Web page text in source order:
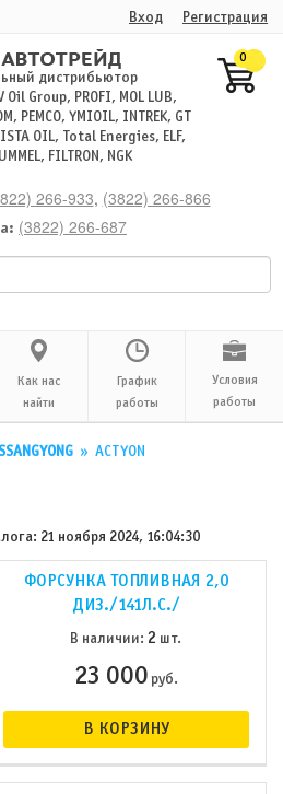
Вход Регистрация
дистрибьютор
Group, PROFI, MOL LUB,
PEMCO, YMIOIL, INTREK, GT
OIL, Total Energies, ELF,
FILTRON, NGK
0
266-933, (3822) 266-866
(3822) 266-687
Как нас
найти
График
работы
Условия
работы
SSANGYONG » ACTYON
21 ноября 2024, 16:04:30
ФОРСУНКА ТОПЛИВНАЯ 2,0
ДИЗ./141Л.С./
В наличии:2 шт.
23 000руб.
В КОРЗИНУ